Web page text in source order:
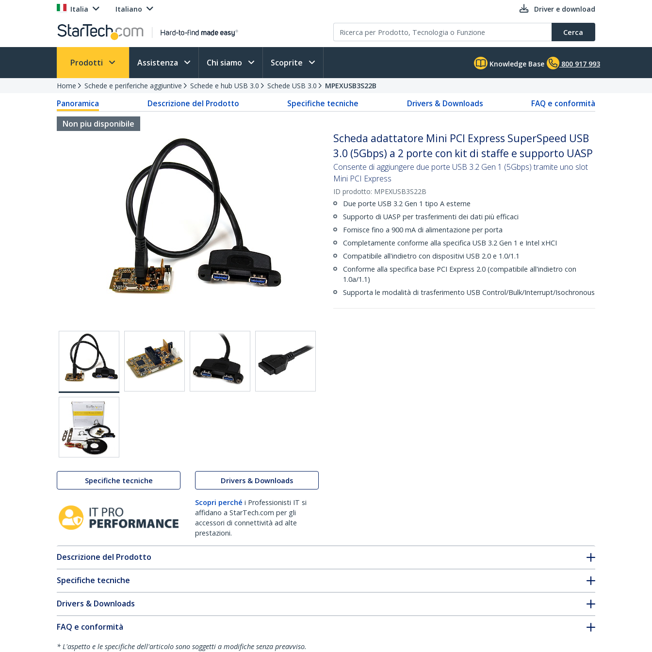
Italia Italiano Driver e download
Cerca
Prodotti Assistenza Chi siamo Scoprite Knowledge Base 800 917 993
Home Schede e periferiche aggiuntive Schede e hub USB 3.0 Schede USB 3.0 MPEXUSB3S22B
Panoramica Descrizione del Prodotto Specifiche tecniche Drivers & Downloads
FAQ e conformità
Non piu disponibile
Specifiche tecniche Drivers & Downloads
Scopri perché i Professionisti IT si
affidano a StarTech.com per gli
accessori di connettività ad alte
prestazioni.
Scheda adattatore Mini PCI Express SuperSpeed USB
3.0 (5Gbps) a 2 porte con kit di staffe e supporto UASP
Consente di aggiungere due porte USB 3.2 Gen 1 (5Gbps) tramite uno slot
Mini PCI Express
ID prodotto: MPEXUSB3S22B
Due porte USB 3.2 Gen 1 tipo A esterne
Supporto di UASP per trasferimenti dei dati più efficaci
Fornisce fino a 900 mA di alimentazione per porta
Completamente conforme alla specifica USB 3.2 Gen 1 e Intel xHCI
Compatibile all'indietro con dispositivi USB 2.0 e 1.0/1.1
Conforme alla specifica base PCI Express 2.0 (compatibile all'indietro con
1.0a/1.1)
Supporta le modalità di trasferimento USB Control/Bulk/Interrupt/Isochronous
Descrizione del Prodotto
Specifiche tecniche
Drivers & Downloads
FAQ e conformità
* L'aspetto e le specifiche dell'articolo sono soggetti a modifiche senza preavviso.